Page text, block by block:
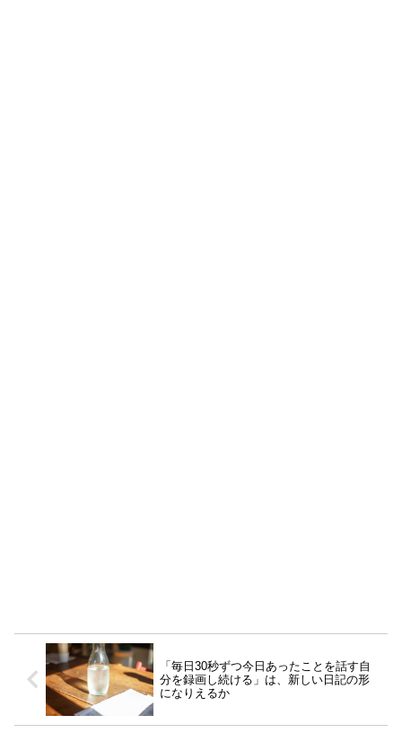
「毎日30秒ずつ今日あったことを話す自
分を録画し続ける」は、新しい日記の形
になりえるか